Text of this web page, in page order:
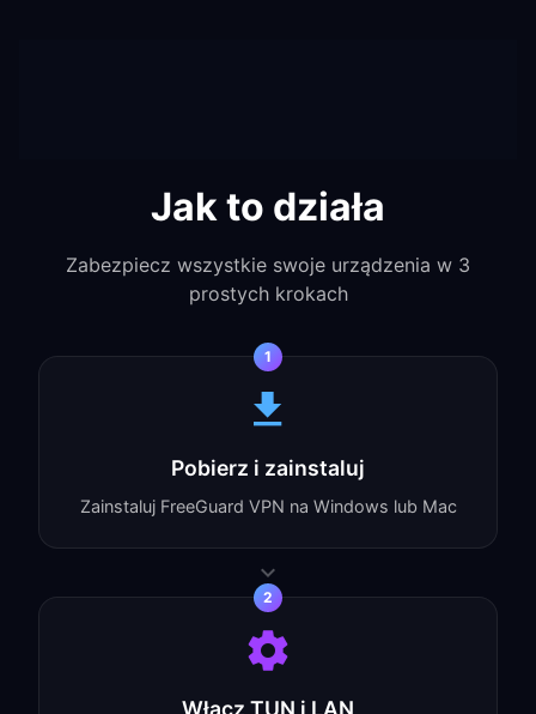
Jak to działa
Zabezpiecz wszystkie swoje urządzenia w 3
prostych krokach
1
Pobierz i zainstaluj
Zainstaluj FreeGuard VPN na Windows lub Mac
2
Włącz TUN i LAN